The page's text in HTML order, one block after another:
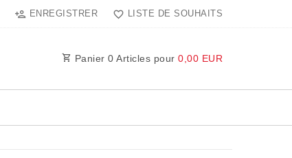
ENREGISTRER LISTE DE SOUHAITS
Panier 0 Articles pour 0,00 EUR